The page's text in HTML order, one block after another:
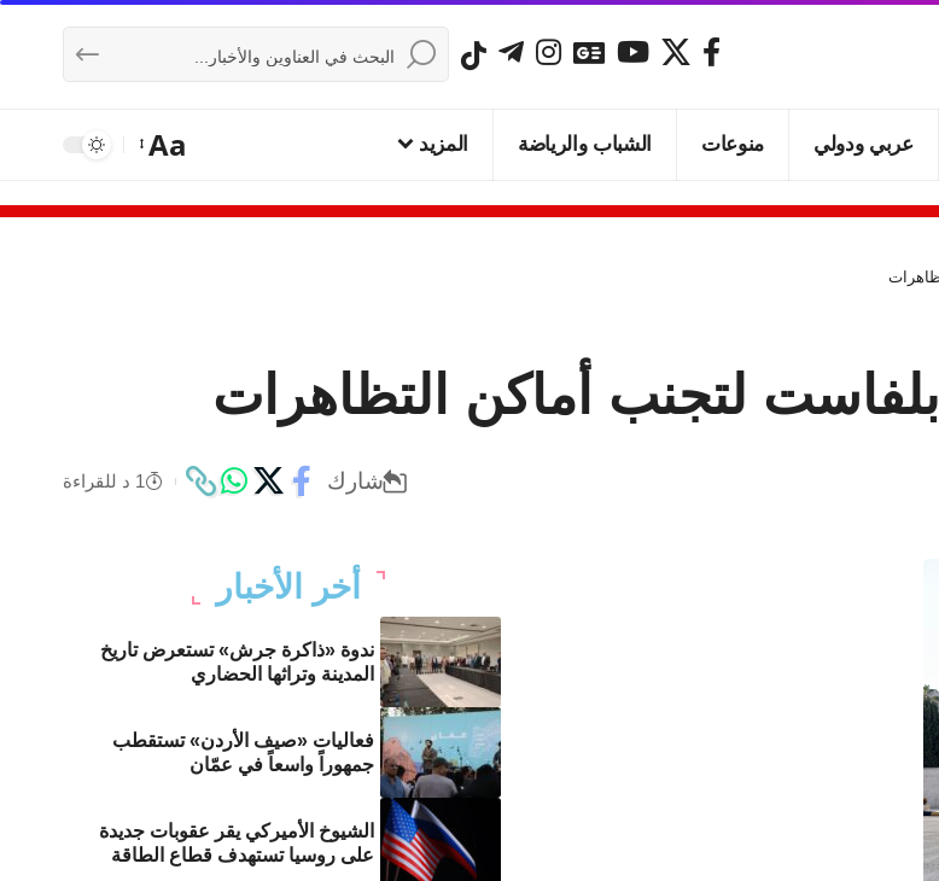
عربي ودولي منوعات الشباب والرياضة المزيد Aa
بلفاست لتجنب أماكن التظاهرات
شارك 1 د للقراءة
أخر الأخبار
ندوة «ذاكرة جرش» تستعرض تاريخ
المدينة وتراثها الحضاري
فعاليات «صيف الأردن» تستقطب
جمهوراً واسعاً في عمّان
الشيوخ الأميركي يقر عقوبات جديدة
على روسيا تستهدف قطاع الطاقة